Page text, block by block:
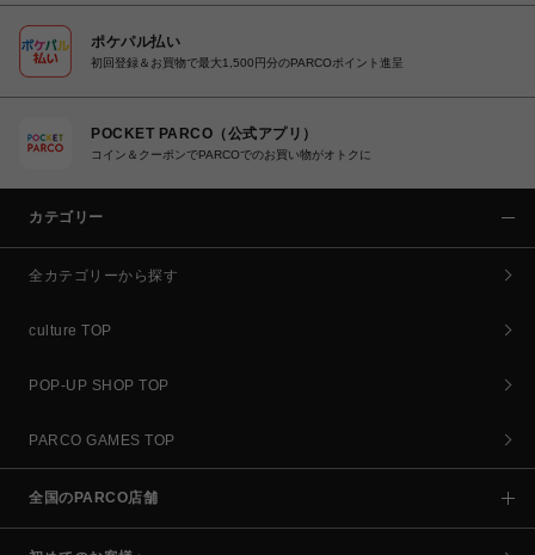
ポケパル払い
初回登録＆お買物で最大1,500円分のPARCOポイント進呈
POCKET PARCO（公式アプリ）
コイン＆クーポンでPARCOでのお買い物がオトクに
カテゴリー
全カテゴリーから探す
culture TOP
POP-UP SHOP TOP
PARCO GAMES TOP
全国のPARCO店舗